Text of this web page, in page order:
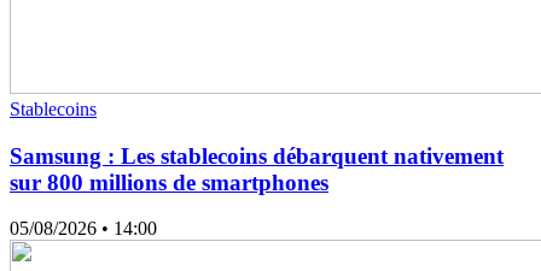
Stablecoins
Samsung : Les stablecoins débarquent nativement
sur 800 millions de smartphones
05/08/2026 • 14:00